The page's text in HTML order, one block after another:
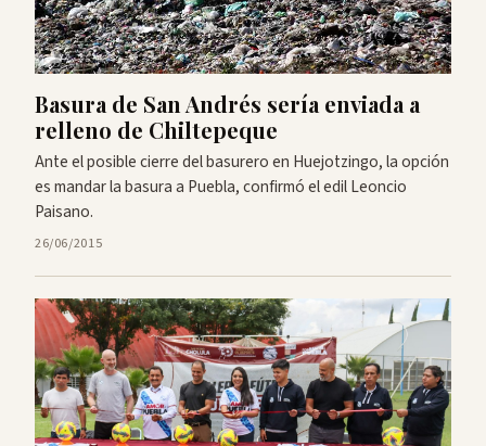
Basura de San Andrés sería enviada a
relleno de Chiltepeque
Ante el posible cierre del basurero en Huejotzingo, la opción
es mandar la basura a Puebla, confirmó el edil Leoncio
Paisano.
26/06/2015